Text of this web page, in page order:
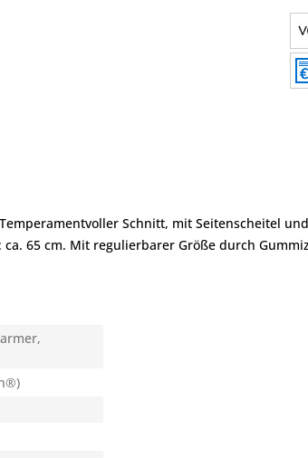
Schnitt, mit Seitenscheitel
65 cm. Mit regulierbarer Größe durch